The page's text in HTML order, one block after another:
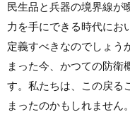
民生品と兵器の境界線が
力を手にできる時代にお
定義すべきなのでしょう
まった今、かつての防衛
す。私たちは、この戻る
まったのかもしれません。